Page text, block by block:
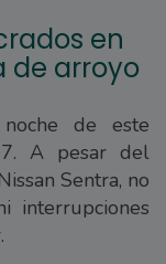
en
de arroyo
de este
A pesar del
Sentra, no
interrupciones